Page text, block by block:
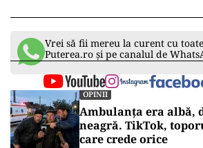
Vrei să fii mereu la curent cu
Puterea.ro și pe canalul de
OPINII
Ambulanța era albă,
neagră. TikTok,
care crede orice